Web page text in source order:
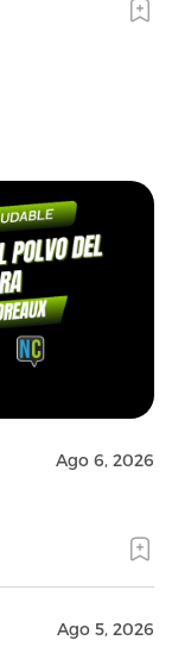
Ago 6, 2026
Ago 5, 2026